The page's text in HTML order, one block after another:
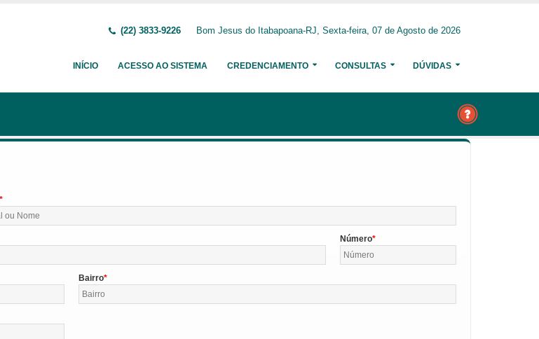
(22) 3833-9226 Bom Jesus do Itabapoana-RJ, Sexta-feira, 07 de Agosto de 2026
INÍCIO ACESSO AO SISTEMA CREDENCIAMENTO CONSULTAS DÚVIDAS
Número
Bairro